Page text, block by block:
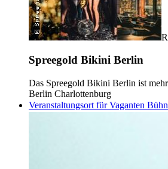
Spreegold Bikini Berlin
Das Spreegold Bikini Berlin ist
Berlin Charlottenburg
Veranstaltungsort für Vaganten